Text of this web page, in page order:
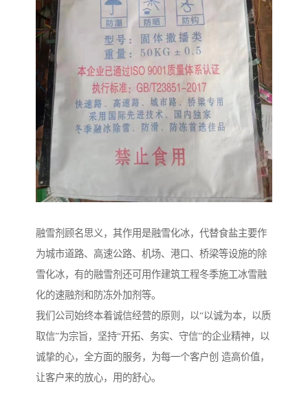
融雪剂顾名思义，其作用是融雪化冰，代替食盐主要作
为城市道路、高速公路、机场、港口、桥梁等设施的除
雪化冰，有的融雪剂还可用作建筑工程冬季施工冰雪融
化的速融剂和防冻外加剂等。
我们公司始终本着诚信经营的原则，以“以诚为本，以质
取信”为宗旨，坚持“开拓、务实、守信”的企业精神，以
诚挚的心，全方面的服务，为每一个客户创 造高价值，
让客户来的放心，用的舒心。